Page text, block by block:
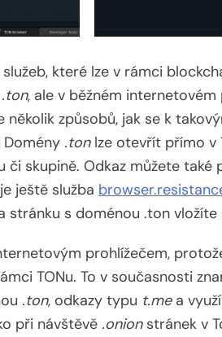
které lze v rámci
.ton, ale v běžném
několik způsobů, jak se k
.tonlze otevřít přímo v
či skupině. Odkaz můžete také
ještě služba
stránku s doménou .ton
prohlížečem,
TONu. To v současnosti
.ton, odkazy typu t.mea
při návštěvě .onionstránek v